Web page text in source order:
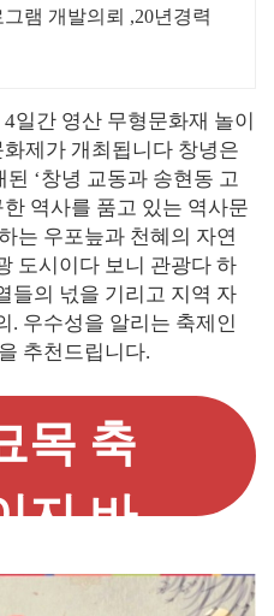
램 개발의뢰 ,20년경력
일간 영산 무형문화재 놀이
제가 개최됩니다 창녕은
‘창녕 교동과 송현동 고
역사를 품고 있는 역사문
는 우포늪과 천혜의 자연
도시이다 보니 관광다 하
들의 넋을 기리고 지역 자
. 우수성을 알리는 축제인
추천드립니다.
목 축
지 바
기